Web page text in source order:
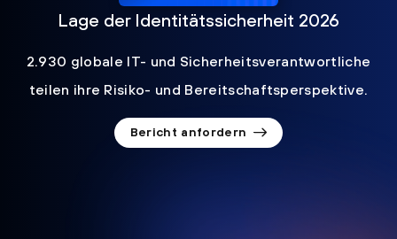
Lage der Identitätssicherheit 2026
2.930 globale IT- und Sicherheitsverantwortliche
teilen ihre Risiko- und Bereitschaftsperspektive.
Bericht anfordern